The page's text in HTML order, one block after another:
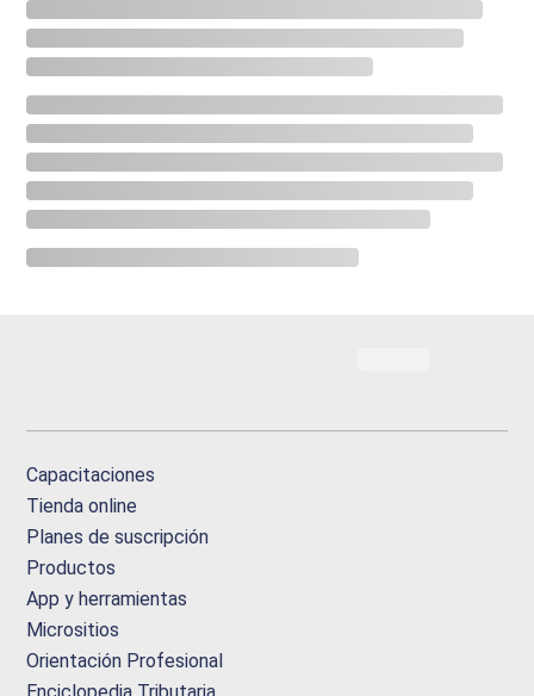
Capacitaciones
Tienda online
Planes de suscripción
Productos
App y herramientas
Micrositios
Orientación Profesional